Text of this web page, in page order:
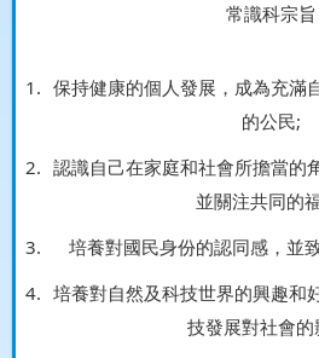
常識科宗旨
保持健康的個人發展，成為充滿
的公民;
認識自己在家庭和社會所擔當的
並關注共同的
培養對國民身份的認同感，並
培養對自然及科技世界的興趣和
技發展對社會的